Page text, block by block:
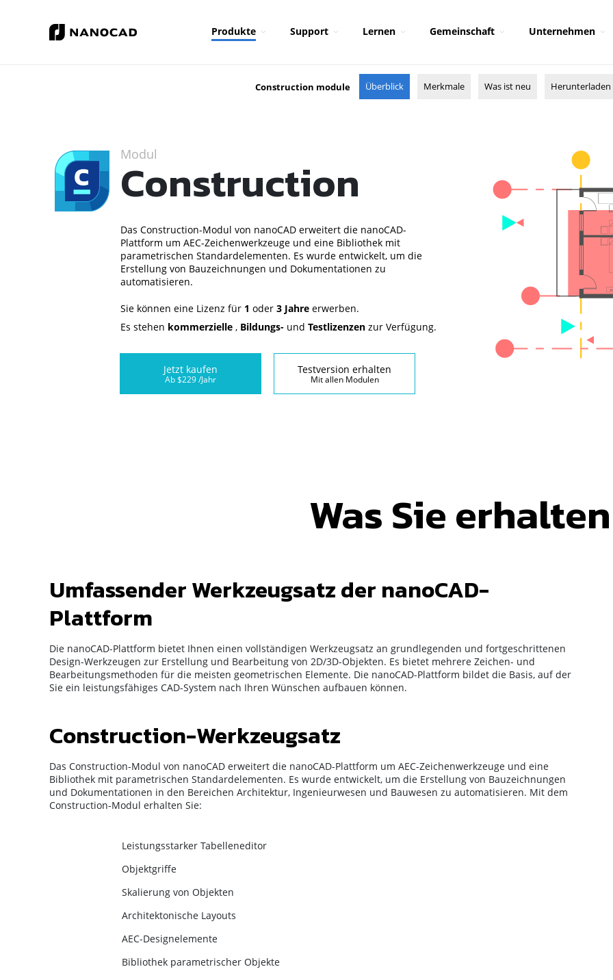
Produkte Support Lernen Gemeinschaft Unternehmen
Construction module Überblick Merkmale Was ist neu Herunterladen
Modul
Construction
Das Construction-Modul von nanoCAD erweitert die nanoCAD-
Plattform um AEC-Zeichenwerkzeuge und eine Bibliothek mit
parametrischen Standardelementen. Es wurde entwickelt, um die
Erstellung von Bauzeichnungen und Dokumentationen zu
automatisieren.⁢
Sie können eine Lizenz für 1 oder3 Jahre erwerben.
Es stehen ⁢ kommerzielle⁢ , ⁢ Bildungs-⁢ und ⁢Testlizenzen⁢ zur Verfügung.
Jetzt kaufen
Ab $229 /Jahr
Testversion erhalten
Mit allen Modulen
Was Sie erhalten
Umfassender Werkzeugsatz der nanoCAD-
Plattform
Die nanoCAD-Plattform bietet Ihnen einen vollständigen Werkzeugsatz an grundlegenden und fortgeschrittenen
Design-Werkzeugen zur Erstellung und Bearbeitung von 2D/3D-Objekten. Es bietet mehrere Zeichen- und
Bearbeitungsmethoden für die meisten geometrischen Elemente. Die nanoCAD-Plattform bildet die Basis, auf der
Sie ein leistungsfähiges CAD-System nach Ihren Wünschen aufbauen können.⁢
Construction-Werkzeugsatz⁢
Das Construction-Modul von nanoCAD erweitert die nanoCAD-Plattform um AEC-Zeichenwerkzeuge und eine
Bibliothek mit parametrischen Standardelementen. Es wurde entwickelt, um die Erstellung von Bauzeichnungen
und Dokumentationen in den Bereichen Architektur, Ingenieurwesen und Bauwesen zu automatisieren. Mit dem
Construction-Modul erhalten Sie:⁢
Leistungsstarker Tabelleneditor⁢
Objektgriffe
Skalierung von Objekten⁢
Architektonische Layouts⁢
AEC-Designelemente⁢
Bibliothek parametrischer Objekte⁢